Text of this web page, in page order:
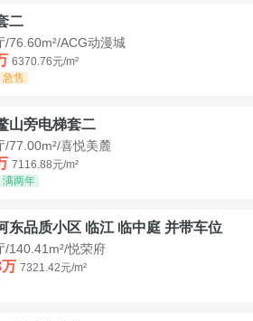
二
/76.60m²/ACG动漫城
6370.76元/m²
急售
山旁电梯套二
/77.00m²/喜悦美麓
7116.88元/m²
满两年
东品质小区 临江 临中庭 并带车位
/140.41m²/悦荣府
7321.42元/m²